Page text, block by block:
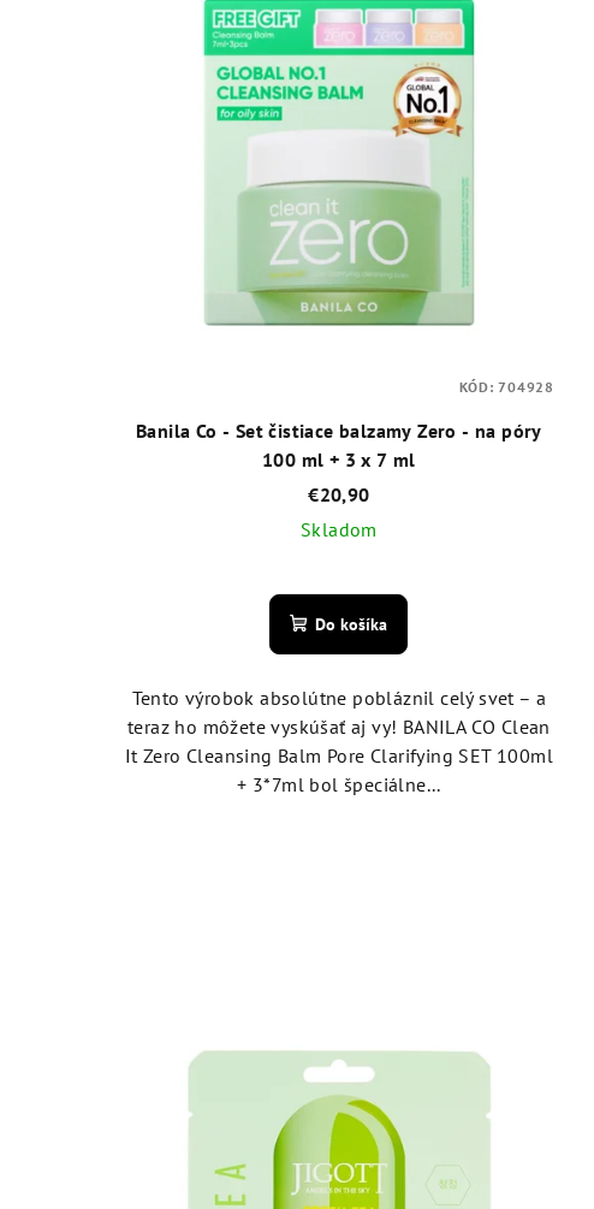
Banila Co - Set čistiace balzamy Zero - na póry
100 ml + 3 x 7 ml
€20,90
Skladom
hodnotenie
produktu
je
z
hviezdičiek.
Do košíka
Tento výrobok absolútne pobláznil celý svet – a
teraz ho môžete vyskúšať aj vy! BANILA CO Clean
It Zero Cleansing Balm Pore Clarifying SET 100ml
+ 3*7ml bol špeciálne...
KÓD:704928